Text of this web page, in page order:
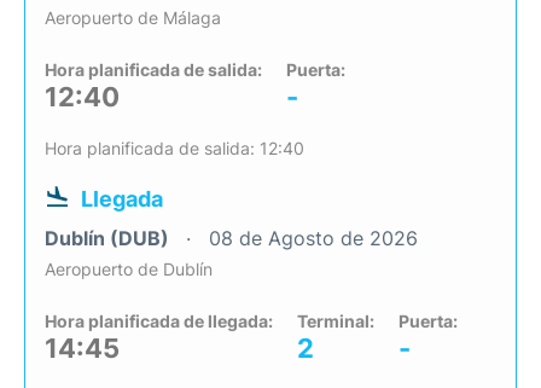
Aeropuerto de Málaga
Hora planificada de salida:
12:40
Puerta:
-
Hora planificada de salida: 12:40
Llegada
Dublín (DUB) 08 de Agosto de 2026
Aeropuerto de Dublín
Hora planificada de llegada:
14:45
Terminal:
2
Puerta:
-